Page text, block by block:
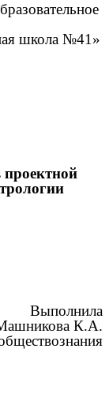
школа №41»
проектной
Выполнила
К.А.